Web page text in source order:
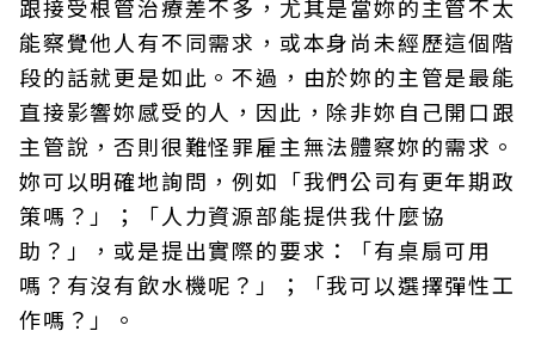
跟接受根管治療差不多，尤其是當妳的主管不太
能察覺他人有不同需求，或本身尚未經歷這個階
段的話就更是如此。不過，由於妳的主管是最能
直接影響妳感受的人，因此，除非妳自己開口跟
主管說，否則很難怪罪雇主無法體察妳的需求。
妳可以明確地詢問，例如「我們公司有更年期政
策嗎？」；「人力資源部能提供我什麼協
助？」，或是提出實際的要求：「有桌扇可用
嗎？有沒有飲水機呢？」；「我可以選擇彈性工
作嗎？」。